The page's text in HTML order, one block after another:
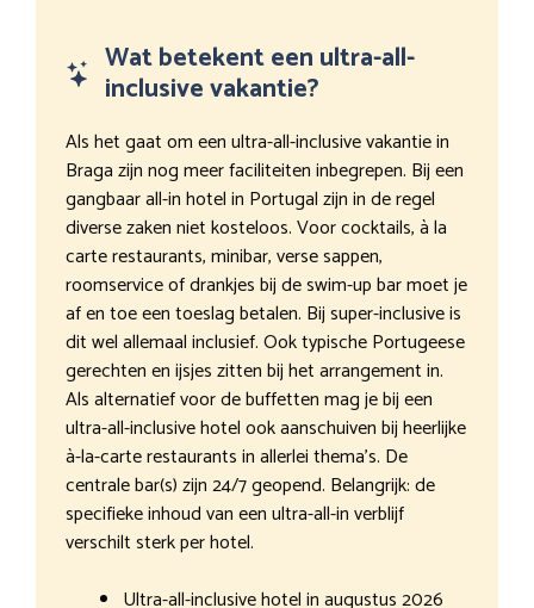
Wat betekent een ultra-all-
inclusive vakantie?
Als het gaat om een ultra-all-inclusive vakantie in
Braga zijn nog meer faciliteiten inbegrepen. Bij een
gangbaar all-in hotel in Portugal zijn in de regel
diverse zaken niet kosteloos. Voor cocktails, à la
carte restaurants, minibar, verse sappen,
roomservice of drankjes bij de swim-up bar moet je
af en toe een toeslag betalen. Bij super-inclusive is
dit wel allemaal inclusief. Ook typische Portugeese
gerechten en ijsjes zitten bij het arrangement in.
Als alternatief voor de buffetten mag je bij een
ultra-all-inclusive hotel ook aanschuiven bij heerlijke
à-la-carte restaurants in allerlei thema’s. De
centrale bar(s) zijn 24/7 geopend. Belangrijk: de
specifieke inhoud van een ultra-all-in verblijf
verschilt sterk per hotel.
Ultra-all-inclusive hotel in augustus 2026